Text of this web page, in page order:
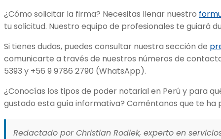
¿Cómo solicitar la firma? Necesitas llenar nuestro
tu solicitud. Nuestro equipo de profesionales te guiará
Si tienes dudas, puedes consultar nuestra sección de
comunicarte a través de nuestros números de
5393 y +56 9 9786 2790 (WhatsApp).
¿Conocías los tipos de poder notarial en Perú y para
gustado esta guía informativa? Coméntanos que te ha
Redactado por Christian Rodiek, experto en